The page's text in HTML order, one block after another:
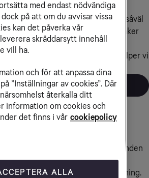
tjänsten med en komplett
F-Secure TOTAL och som stödjer såväl
Du kan installera Tele2 Säker
Total, ring Kundservice så hjälper vi
Beställ på tel 90 111
i Tele2 Säker
Skyddar dina bankärenden
och betalningar mot
manipulation och kapning.
med endast nödvändiga
på att om du avvisar vissa
kan det påverka vår
skräddarsytt innehåll
vill ha.
och för att anpassa dina
”Inställningar av cookies”. Där
återkalla ditt
information om cookies och
det finns i vår cookiepolicy
ALLA